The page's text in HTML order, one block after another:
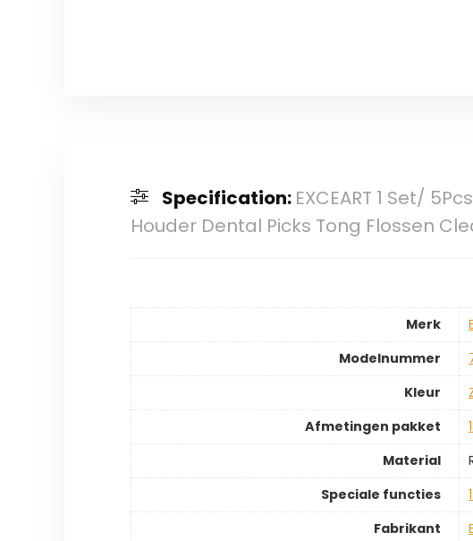
Specification: EXCEART 1 Set/
Houder Dental Picks Tong Flossen
Merk
Modelnummer
Kleur
Afmetingen pakket
Material
Speciale functies
Fabrikant